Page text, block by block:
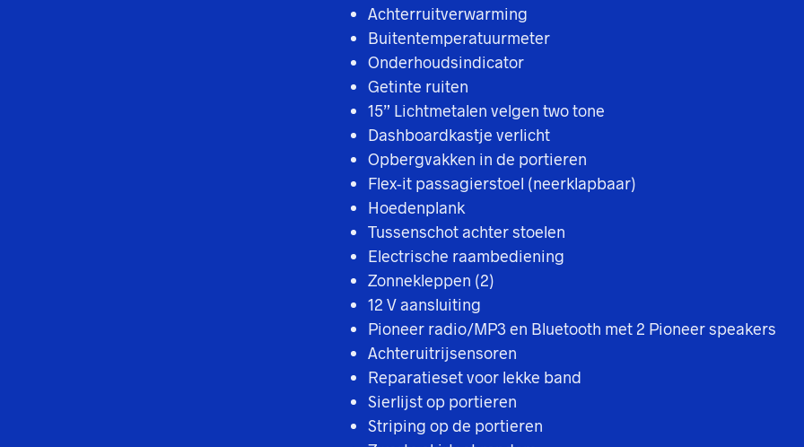
Achterruitverwarming
Buitentemperatuurmeter
Onderhoudsindicator
Getinte ruiten
15” Lichtmetalen velgen two tone
Dashboardkastje verlicht
Opbergvakken in de portieren
Flex-it passagierstoel (neerklapbaar)
Hoedenplank
Tussenschot achter stoelen
Electrische raambediening
Zonnekleppen (2)
12 V aansluiting
Pioneer radio/MP3 en Bluetooth met 2 Pioneer speakers
Achteruitrijsensoren
Reparatieset voor lekke band
Sierlijst op portieren
Striping op de portieren